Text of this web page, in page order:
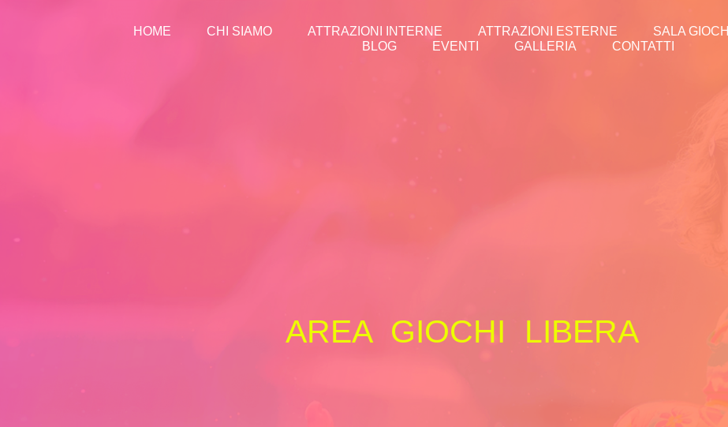
HOME CHI SIAMO ATTRAZIONI INTERNE ATTRAZIONI ESTERNE SALA GIOCHI
BLOG
EVENTI GALLERIA CONTATTI
AREA GIOCHI LIBERA